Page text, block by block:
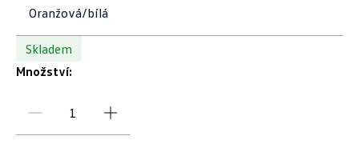
Oranžová/bílá
Skladem
Množství: